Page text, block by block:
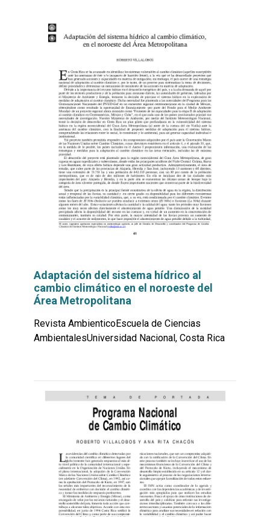
Adaptación del sistema hídrico al
cambio climático en el noroeste del
Área Metropolitana
Revista AmbienticoEscuela de Ciencias
AmbientalesUniversidad Nacional, Costa Rica